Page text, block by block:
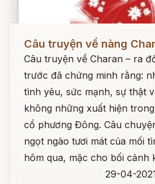
Câu truyện về nàng
Câu truyện về Charan – ra
trước đã chứng minh rằng:
tình yêu, sức mạnh, sự thật
không những xuất hiện
cổ phương Đông. Câu
ngọt ngào tươi mát của mối
hôm qua, mặc cho bối cảnh
29-04-